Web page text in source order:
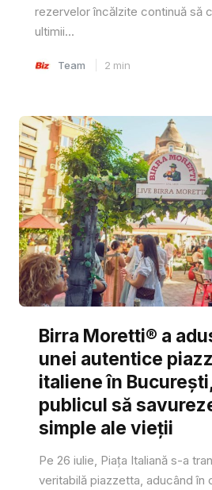
rezervelor încălzite continuă să
ultimii...
Team 2 min
Birra Moretti® a
unei autentice
italiene în
publicul să
simple ale vieții
Pe 26 iulie, Piața Italiană s-a
veritabilă piazzetta, aducând în